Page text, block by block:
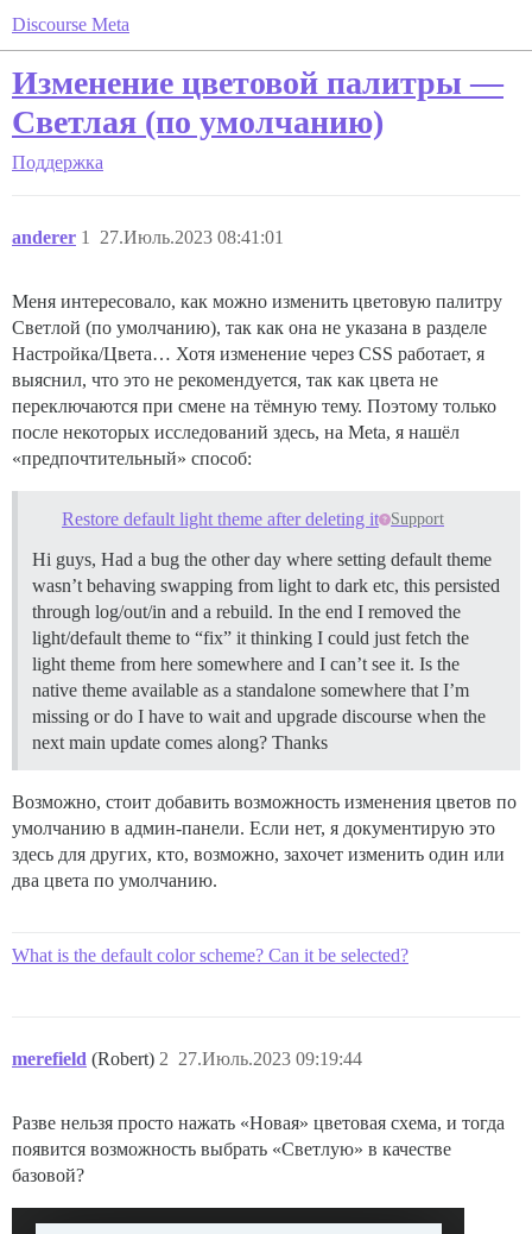
Discourse Meta
Изменение цветовой палитры —
Светлая (по умолчанию)
Поддержка
anderer 27.Июль.2023 08:41:01
1
Меня интересовало, как можно изменить цветовую палитру
Светлой (по умолчанию), так как она не указана в разделе
Настройка/Цвета… Хотя изменение через CSS работает, я
выяснил, что это не рекомендуется, так как цвета не
переключаются при смене на тёмную тему. Поэтому только
после некоторых исследований здесь, на Meta, я нашёл
«предпочтительный» способ:
Restore default light theme after deleting it Support
Hi guys, Had a bug the other day where setting default theme
wasn’t behaving swapping from light to dark etc, this persisted
through log/out/in and a rebuild. In the end I removed the
light/default theme to “fix” it thinking I could just fetch the
light theme from here somewhere and I can’t see it. Is the
native theme available as a standalone somewhere that I’m
missing or do I have to wait and upgrade discourse when the
next main update comes along? Thanks
Возможно, стоит добавить возможность изменения цветов по
умолчанию в админ-панели. Если нет, я документирую это
здесь для других, кто, возможно, захочет изменить один или
два цвета по умолчанию.
What is the default color scheme? Can it be selected?
merefield (Robert) 27.Июль.2023 09:19:44
2
Разве нельзя просто нажать «Новая» цветовая схема, и тогда
появится возможность выбрать «Светлую» в качестве
базовой?